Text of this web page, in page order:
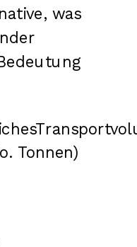
was
Tonnen)